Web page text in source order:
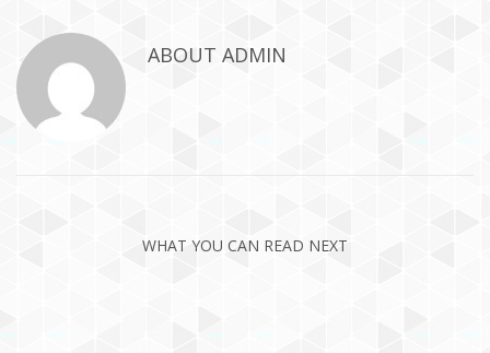
ABOUT ADMIN
WHAT YOU CAN READ NEXT